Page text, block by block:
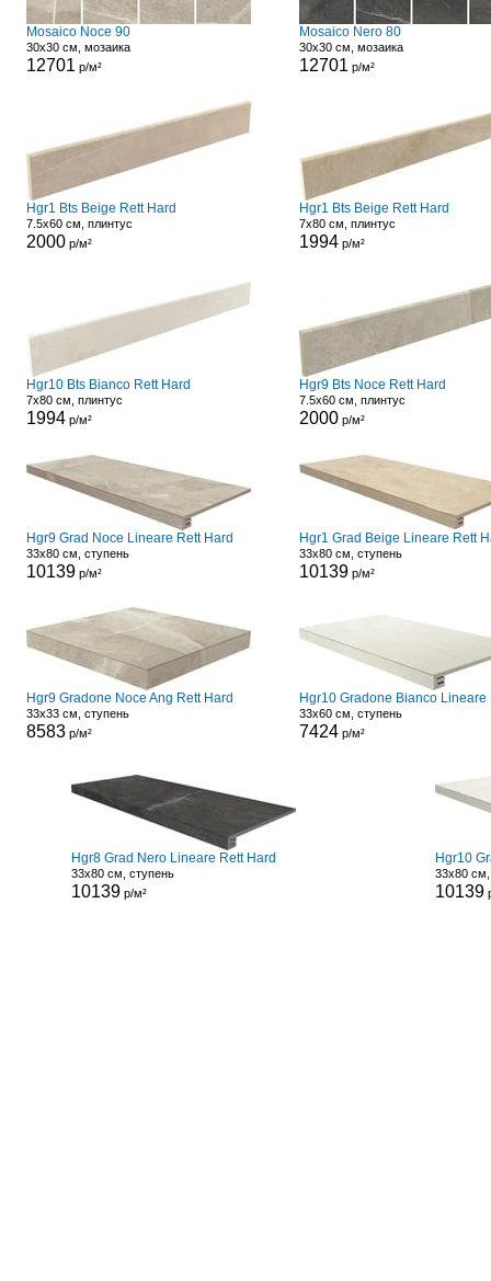
Mosaico Noce 90
30x30 см, мозаика
12701 р/м²
Mosaico Nero 80
30x30 см, мозаика
12701 р/м²
Hgr1 Bts Beige Rett Hard
7.5x60 см, плинтус
2000р/м²
Hgr1 Bts Beige Rett Hard
7x80 см, плинтус
1994р/м²
Hgr10 Bts Bianco Rett Hard
7x80 см, плинтус
1994р/м²
Hgr9 Bts Noce Rett Hard
7.5x60 см, плинтус
2000р/м²
Hgr9 Grad Noce Lineare Rett Hard
33x80 см, ступень
10139р/м²
Hgr1 Grad Beige Lineare Rett
33x80 см, ступень
10139р/м²
Hgr9 Gradone Noce Ang Rett Hard
33x33 см, ступень
8583р/м²
33x60 см, ступень
7424р/м²
Hgr8 Grad Nero Lineare Rett Hard
33x80 см, ступень
10139 р/м²
Hgr10
33x80
10139